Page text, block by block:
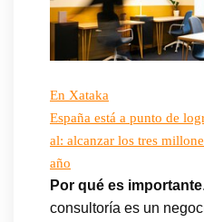
En Xataka
España está a punto de
al: alcanzar los tres
año
Por qué es importante
consultoría es un